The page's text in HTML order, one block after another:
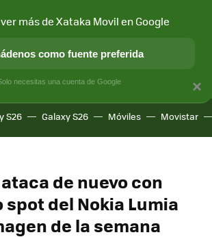
MÓVIL Y SOCIEDAD APLICACIONES
S26 Galaxy S26 Móviles Movistar
de nuevo con
del Nokia Lumia
de la semana
×
más de Xataka Movil en Google
como fuente preferida
necesitas una cuenta de Google